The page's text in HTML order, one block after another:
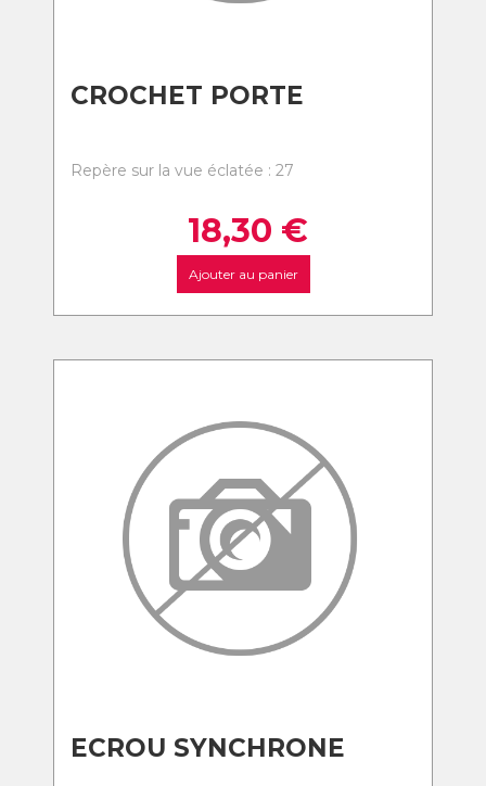
CROCHET PORTE
Repère sur la vue éclatée : 27
18,30 €
Ajouter au panier
ECROU SYNCHRONE